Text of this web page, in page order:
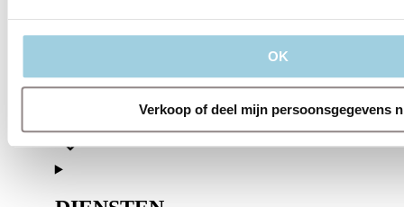
OK
Verkoop of deel mijn persoonsgegevens
OVER ONS